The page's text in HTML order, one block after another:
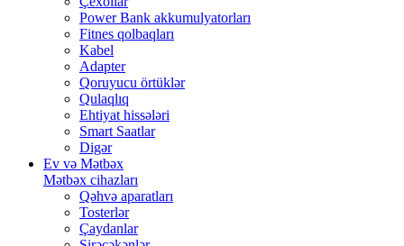
Power Bank akkumulyatorları
Fitnes qolbaqları
Kabel
Adapter
Qoruyucu örtüklər
Qulaqlıq
Ehtiyat hissələri
Smart Saatlar
Digər
Ev və Mətbəx
Mətbəx cihazları
Qəhvə aparatları
Tosterlər
Çaydanlar